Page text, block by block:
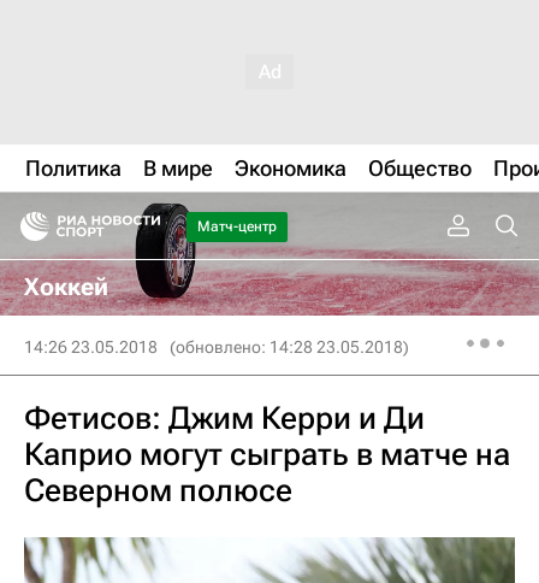
Политика В мире Экономика Общество
Матч-центр
Хоккей
14:26 23.05.2018 (обновлено: 14:28 23.05.2018)
Фетисов: Джим Керри и Ди
Каприо могут сыграть в матче на
Северном полюсе